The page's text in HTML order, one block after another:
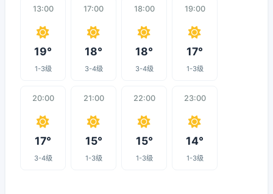
13:00
19°
1-3级
17:00
18°
3-4级
18:00
18°
3-4级
19:00
17°
1-3级
20:00
17°
3-4级
21:00
15°
1-3级
22:00
15°
1-3级
23:00
14°
1-3级